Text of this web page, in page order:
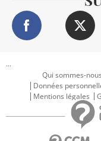
...
Qui sommes-
Données
Mentions légales